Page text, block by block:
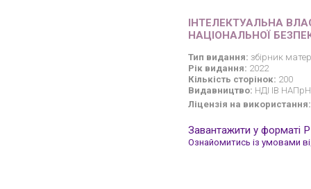
ІНТЕЛЕКТУАЛЬНА
НАЦІОНАЛЬНОЇ
Тип видання: збірник
Рік видання: 2022
Кількість сторінок: 200
Видавництво: НДІ ІВ
Ліцензія на використання:
Завантажити у форматі
Ознайомитись із умовами